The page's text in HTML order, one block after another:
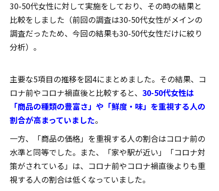
30-50代女性に対して実施をしており、その時の結果と
比較をしました（前回の調査は30-50代女性がメインの
調査だったため、今回の結果も30-50代女性だけに絞り
分析）。
主要な5項目の推移を図4にまとめました。その結果、コ
ロナ前やコロナ禍直後と比較すると、 30-50代女性は
「商品の種類の豊富さ」や「鮮度・味」を重視する人の
割合が高まっていました。
一方、「商品の価格」を重視する人の割合はコロナ前の
水準と同等でした。また、「家や駅が近い」「コロナ対
策がされている」は、コロナ前やコロナ禍直後よりも重
視する人の割合は低くなっていました。